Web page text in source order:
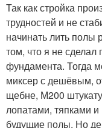
Так как стройка
трудностей и не
начинать лить
том, что я не сделал
фундамента. Тогда
миксер с дешёвым,
щебне, М200
лопатами, тяпками
будущие полы. Но